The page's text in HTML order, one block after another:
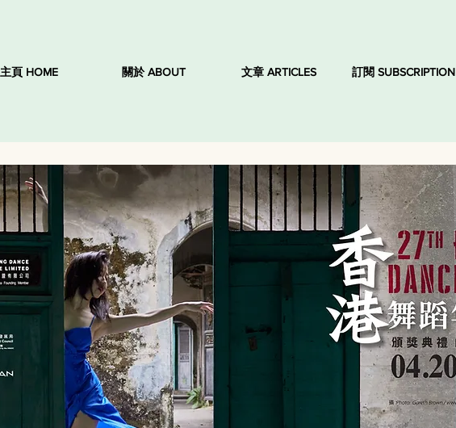
主頁 HOME 關於 ABOUT 文章 ARTICLES 訂閱 SUBSCRIPTION